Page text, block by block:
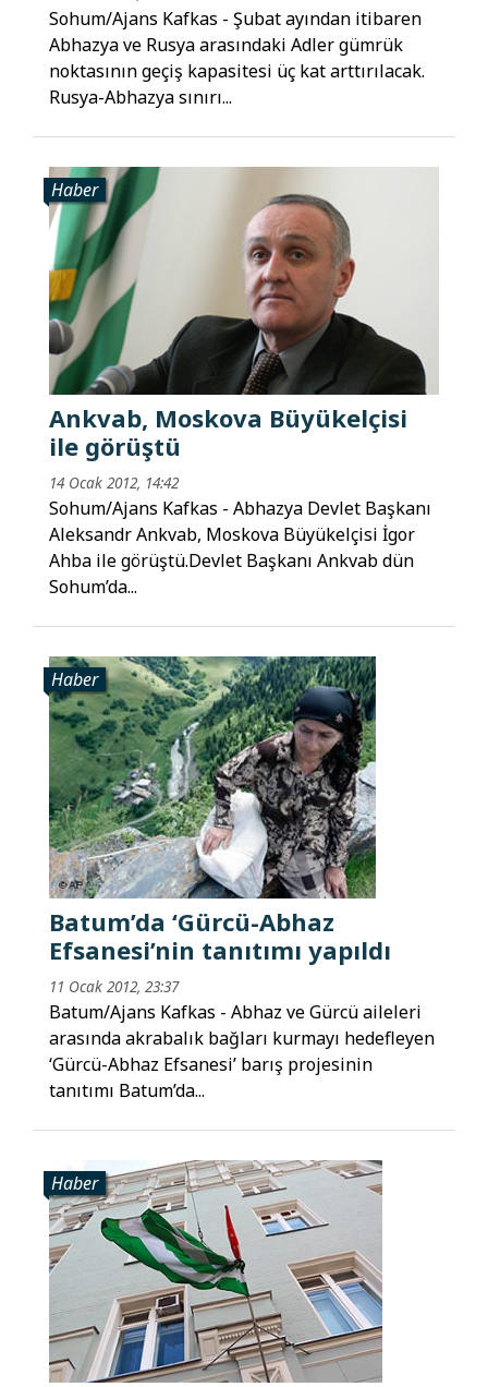
Sohum/Ajans Kafkas - Şubat ayından itibaren
Abhazya ve Rusya arasındaki Adler gümrük
noktasının geçiş kapasitesi üç kat arttırılacak.
Rusya-Abhazya sınırı...
Haber
Ankvab, Moskova Büyükelçisi
ile görüştü
14 Ocak 2012, 14:42
Sohum/Ajans Kafkas - Abhazya Devlet Başkanı
Aleksandr Ankvab, Moskova Büyükelçisi İgor
Ahba ile görüştü.Devlet Başkanı Ankvab dün
Sohum’da...
Haber
Batum’da ‘Gürcü-Abhaz
Efsanesi’nin tanıtımı yapıldı
11 Ocak 2012, 23:37
Batum/Ajans Kafkas - Abhaz ve Gürcü aileleri
arasında akrabalık bağları kurmayı hedefleyen
‘Gürcü-Abhaz Efsanesi’ barış projesinin
tanıtımı Batum’da...
Haber